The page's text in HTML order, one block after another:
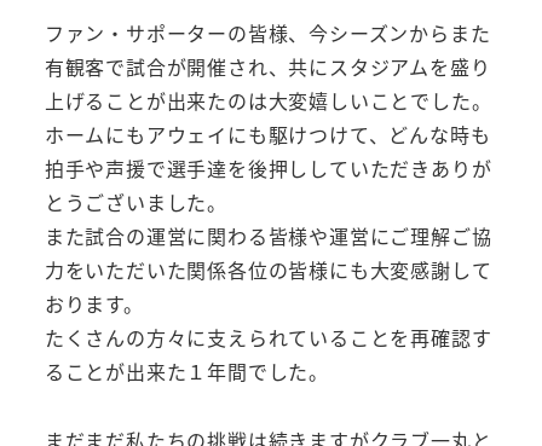
ファン・サポーターの皆様、今シーズンからまた
有観客で試合が開催され、共にスタジアムを盛り
上げることが出来たのは大変嬉しいことでした。
ホームにもアウェイにも駆けつけて、どんな時も
拍手や声援で選手達を後押ししていただきありが
とうございました。
また試合の運営に関わる皆様や運営にご理解ご協
力をいただいた関係各位の皆様にも大変感謝して
おります。
たくさんの方々に支えられていることを再確認す
ることが出来た１年間でした。
まだまだ私たちの挑戦は続きますがクラブ一丸と